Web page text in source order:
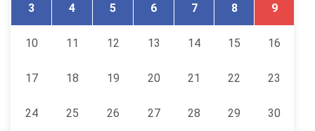
3 4 5 6 7 8 9
10 11 12 13 14 15 16
17 18 19 20 21 22 23
24 25 26 27 28 29 30